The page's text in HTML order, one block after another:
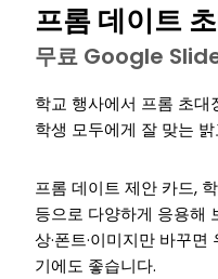
프롬 데이트
무료 Google
학교 행사에서 프롬 초
학생 모두에게 잘 맞는
프롬 데이트 제안 카드,
등으로 다양하게 응용해
상·폰트·이미지만 바꾸
기에도 좋습니다.